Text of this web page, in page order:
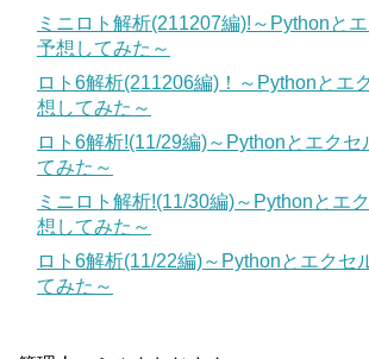
ミニロト解析(211207編)!～Pythonと
予想してみた～
ロト6解析(211206編)！～Pythonとエ
想してみた～
ロト6解析!(11/29編)～Pythonとエクセ
てみた～
ミニロト解析!(11/30編)～Pythonとエ
想してみた～
ロト6解析(11/22編)～Pythonとエクセ
てみた～